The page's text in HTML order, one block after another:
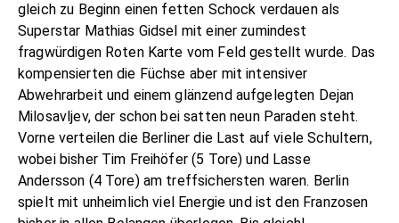
gleich zu Beginn einen fetten Schock verdauen als
Superstar Mathias Gidsel mit einer zumindest
fragwürdigen Roten Karte vom Feld gestellt wurde. Das
kompensierten die Füchse aber mit intensiver
Abwehrarbeit und einem glänzend aufgelegten Dejan
Milosavljev, der schon bei satten neun Paraden steht.
Vorne verteilen die Berliner die Last auf viele Schultern,
wobei bisher Tim Freihöfer (5 Tore) und Lasse
Andersson (4 Tore) am treffsichersten waren. Berlin
spielt mit unheimlich viel Energie und ist den Franzosen